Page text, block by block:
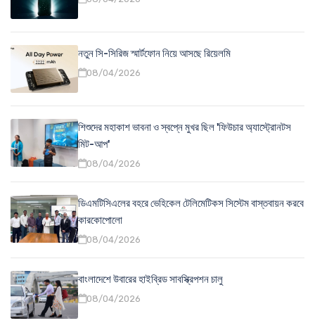
নতুন সি-সিরিজ স্মার্টফোন নিয়ে আসছে রিয়েলমি
08/04/2026
শিশুদের মহাকাশ ভাবনা ও স্বপ্নে মুখর ছিল 'ফিউচার অ্যাস্ট্রোনটস
মিট-আপ'
08/04/2026
ডিএমটিসিএলের বহরে ভেহিকেল টেলিমেটিকস সিস্টেম বাস্তবায়ন করবে
কারকোপোলো
08/04/2026
বাংলাদেশে উবারের হাইব্রিড সাবস্ক্রিপশন চালু
08/04/2026